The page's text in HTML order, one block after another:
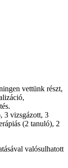
vettünk részt,
3 vizsgázott, 3
(2 tanuló), 2
valósulhatott